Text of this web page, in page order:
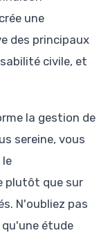
une
des principaux
civile, et
la gestion de
sereine, vous
plutôt que sur
N'oubliez pas
étude